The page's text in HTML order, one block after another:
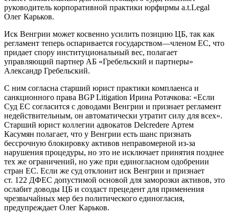
руководитель корпоративной практики юрфирмы a.t.Legal
Олег Карьков.
Иск Венгрии может косвенно усилить позицию ЦБ, так как
регламент теперь оспаривается государством—членом ЕС, что
придает спору институциональный вес, полагает
управляющий партнер АБ «Гребельский и партнеры»
Александр Гребельский.
С ним согласна старший юрист практики комплаенса и
санкционного права BGP Litigation Ирина Ротачкова: «Если
Суд ЕС согласится с доводами Венгрии и признает регламент
недействительным, он автоматически утратит силу для всех».
Старший юрист коллегии адвокатов Delcredere Артем
Касумян полагает, что у Венгрии есть шанс признать
бессрочную блокировку активов неправомерной из-за
нарушения процедуры, но это не исключает принятия позднее
тех же ограничений, но уже при единогласном одобрении
стран ЕС. Если же суд отклонит иск Венгрии и признает
ст. 122 ДФЕС допустимой основой для заморозки активов, это
ослабит доводы ЦБ и создаст прецедент для применения
чрезвычайных мер без политического единогласия,
предупреждает Олег Карьков.